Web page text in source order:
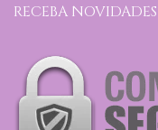
RECEBA NOVIDADES